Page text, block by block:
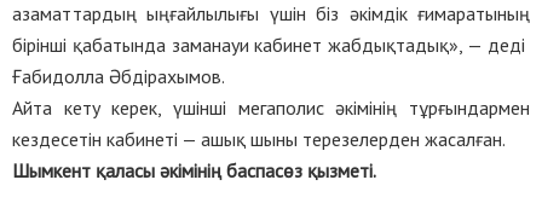
азаматтардың ыңғайлылығы үшін біз әкімдік ғимаратының
бірінші қабатында заманауи кабинет жабдықтадық», — деді
Ғабидолла Әбдірахымов.
Айта кету керек, үшінші мегаполис әкімінің тұрғындармен
кездесетін кабинеті — ашық шыны терезелерден жасалған.
Шымкент қаласы әкімінің баспасөз қызметі.